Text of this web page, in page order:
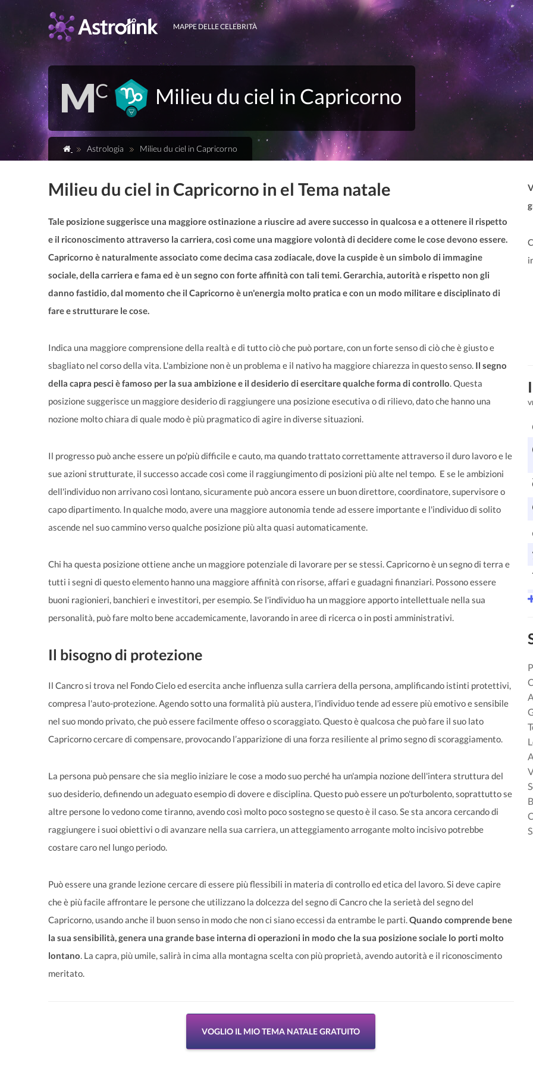
MAPPE DELLE CELEBRITÀ
Milieu du ciel in Capricorno
Astrologia Milieu du ciel in Capricorno
Milieu du ciel in Capricorno in el Tema natale
Tale posizione suggerisce una maggiore ostinazione a riuscire ad avere successo in qualcosa e a ottenere il rispetto
e il riconoscimento attraverso la carriera, così come una maggiore volontà di decidere come le cose devono essere.
Capricorno è naturalmente associato come decima casa zodiacale, dove la cuspide è un simbolo di immagine
sociale, della carriera e fama ed è un segno con forte affinità con tali temi. Gerarchia, autorità e rispetto non gli
danno fastidio, dal momento che il Capricorno è un'energia molto pratica e con un modo militare e disciplinato di
fare e strutturare le cose.
Indica una maggiore comprensione della realtà e di tutto ciò che può portare, con un forte senso di ciò che è giusto e
sbagliato nel corso della vita. L'ambizione non è un problema e il nativo ha maggiore chiarezza in questo senso. Il segno
della capra pesci è famoso per la sua ambizione e il desiderio di esercitare qualche forma di controllo. Questa
posizione suggerisce un maggiore desiderio di raggiungere una posizione esecutiva o di rilievo, dato che hanno una
nozione molto chiara di quale modo è più pragmatico di agire in diverse situazioni.
Il progresso può anche essere un po'più difficile e cauto, ma quando trattato correttamente attraverso il duro lavoro e le
sue azioni strutturate, il successo accade così come il raggiungimento di posizioni più alte nel tempo. E se le ambizioni
dell'individuo non arrivano così lontano, sicuramente può ancora essere un buon direttore, coordinatore, supervisore o
capo dipartimento. In qualche modo, avere una maggiore autonomia tende ad essere importante e l'individuo di solito
ascende nel suo cammino verso qualche posizione più alta quasi automaticamente.
Chi ha questa posizione ottiene anche un maggiore potenziale di lavorare per se stessi. Capricorno è un segno di terra e
tutti i segni di questo elemento hanno una maggiore affinità con risorse, affari e guadagni finanziari. Possono essere
buoni ragionieri, banchieri e investitori, per esempio. Se l'individuo ha un maggiore apporto intellettuale nella sua
personalità, può fare molto bene accademicamente, lavorando in aree di ricerca o in posti amministrativi.
Il bisogno di protezione
Il Cancro si trova nel Fondo Cielo ed esercita anche influenza sulla carriera della persona, amplificando istinti protettivi,
compresa l'auto-protezione. Agendo sotto una formalità più austera, l'individuo tende ad essere più emotivo e sensibile
nel suo mondo privato, che può essere facilmente offeso o scoraggiato. Questo è qualcosa che può fare il suo lato
Capricorno cercare di compensare, provocando l’apparizione di una forza resiliente al primo segno di scoraggiamento.
La persona può pensare che sia meglio iniziare le cose a modo suo perché ha un'ampia nozione dell'intera struttura del
suo desiderio, definendo un adeguato esempio di dovere e disciplina. Questo può essere un po'turbolento, soprattutto se
altre persone lo vedono come tiranno, avendo così molto poco sostegno se questo è il caso. Se sta ancora cercando di
raggiungere i suoi obiettivi o di avanzare nella sua carriera, un atteggiamento arrogante molto incisivo potrebbe
costare caro nel lungo periodo.
Può essere una grande lezione cercare di essere più flessibili in materia di controllo ed etica del lavoro. Si deve capire
che è più facile affrontare le persone che utilizzano la dolcezza del segno di Cancro che la serietà del segno del
Capricorno, usando anche il buon senso in modo che non ci siano eccessi da entrambe le parti.Quando comprende bene
la sua sensibilità, genera una grande base interna di operazioni in modo che la sua posizione sociale lo porti molto
lontano. La capra, più umile, salirà in cima alla montagna scelta con più proprietà, avendo autorità e il riconoscimento
meritato.
VOGLIO IL MIO TEMA NATALE GRATUITO